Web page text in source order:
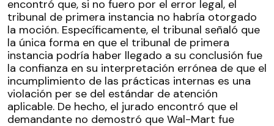
encontró que, si no fuero por el error legal, el
tribunal de primera instancia no habría otorgado
la moción. Específicamente, el tribunal señaló que
la única forma en que el tribunal de primera
instancia podría haber llegado a su conclusión fue
la confianza en su interpretación errónea de que el
incumplimiento de las prácticas internas es una
violación per se del estándar de atención
aplicable. De hecho, el jurado encontró que el
demandante no demostró que Wal-Mart fue